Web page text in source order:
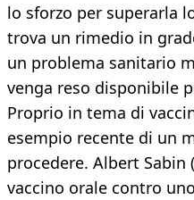
lo sforzo per superarla
trova un rimedio in
un problema sanitario
venga reso disponibile
Proprio in tema di
esempio recente di un
procedere. Albert Sabin
vaccino orale contro